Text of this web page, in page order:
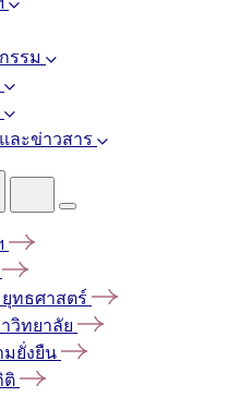
รรม
ละข่าวสาร
ทธศาสตร์
วิทยาลัย
มยั่งยืน
ติ